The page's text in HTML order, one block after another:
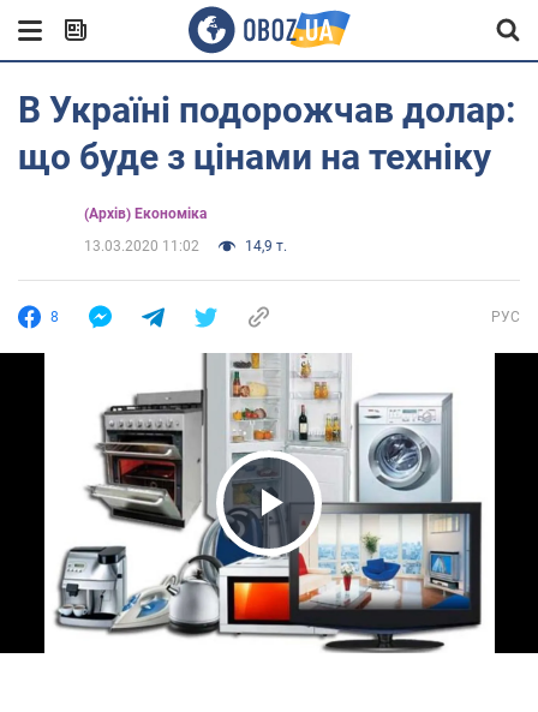
В Україні подорожчав долар:
що буде з цінами на техніку
(Архів) Економіка
13.03.2020 11:02
14,9 т.
8 РУС
Play Video